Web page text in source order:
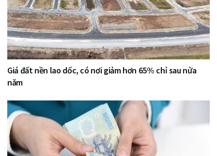
Giá đất nền lao dốc, có nơi giảm hơn 65% chỉ sau nửa
năm